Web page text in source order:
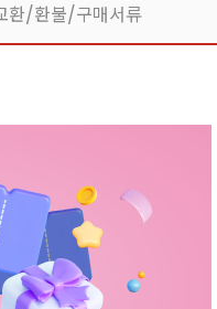
환/환불/구매서류